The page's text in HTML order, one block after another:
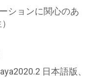
ションに関心のあ
日本語版、